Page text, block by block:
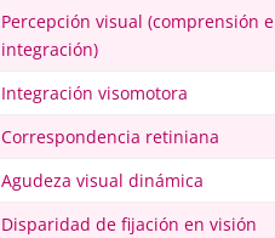
Percepción visual (comprensión e
integración)
Integración visomotora
Correspondencia retiniana
Agudeza visual dinámica
Disparidad de fijación en visión